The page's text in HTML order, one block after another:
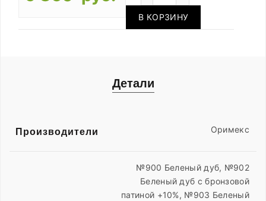
В КОРЗИНУ
Детали
Производители Оримекс
№900 Беленый дуб, №902
Беленый дуб с бронзовой
патиной +10%, №903 Беленый